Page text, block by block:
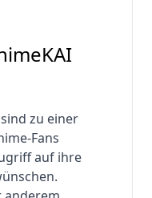
zu einer
Fans
auf ihre